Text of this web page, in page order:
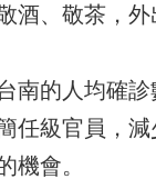
酒、敬茶，外
南的人均確
任級官員，
機會。